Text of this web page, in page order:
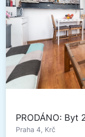
PRODÁNO: Byt
Praha 4, Krč